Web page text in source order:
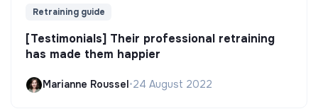
Retraining guide
[Testimonials] Their professional retraining
has made them happier
Marianne Roussel •24 August 2022